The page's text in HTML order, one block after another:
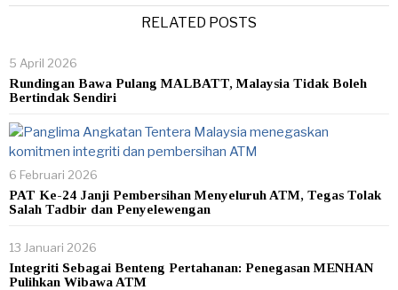
RELATED POSTS
5 April 2026
Rundingan Bawa Pulang MALBATT, Malaysia Tidak Boleh
Bertindak Sendiri
6 Februari 2026
PAT Ke-24 Janji Pembersihan Menyeluruh ATM, Tegas Tolak
Salah Tadbir dan Penyelewengan
13 Januari 2026
Integriti Sebagai Benteng Pertahanan: Penegasan MENHAN
Pulihkan Wibawa ATM